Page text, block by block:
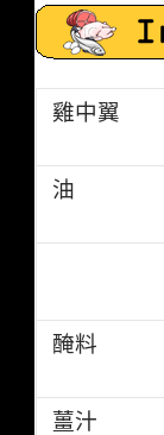
雞中翼
油
醃料
薑汁